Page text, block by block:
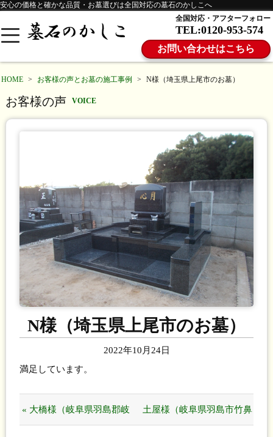
安心の価格と確かな品質・お墓選びは全国対応の墓石のかしこへ
全国対応・アフターフォロー
TEL:0120-953-574
お問い合わせはこちら
HOME > お客様の声とお墓の施工事例 > N様（埼玉県上尾市のお墓）
お客様の声 VOICE
N様（埼玉県上尾市のお墓）
2022年10月24日
満足しています。
« 大橋様（岐阜県羽島郡岐 土屋様（岐阜県羽島市竹鼻